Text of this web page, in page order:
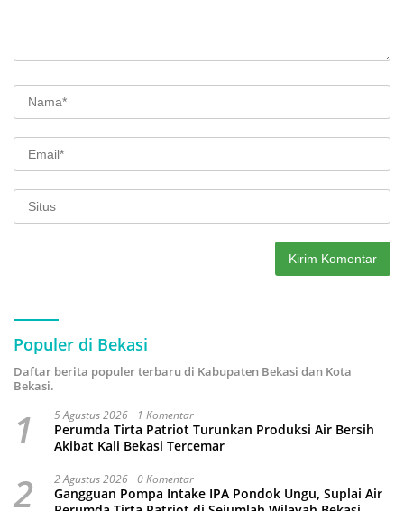
Populer di Bekasi
Daftar berita populer terbaru di Kabupaten Bekasi dan Kota
Bekasi.
1 5 Agustus 2026 1 Komentar
Perumda Tirta Patriot Turunkan Produksi Air Bersih
Akibat Kali Bekasi Tercemar
2 2 Agustus 2026 0 Komentar
Gangguan Pompa Intake IPA Pondok Ungu, Suplai Air